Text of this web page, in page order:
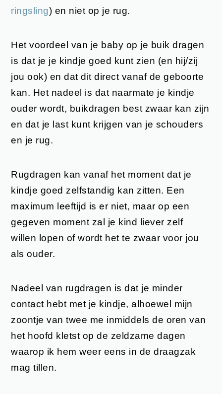
ringsling) en niet op je rug.
Het voordeel van je baby op je buik dragen
is dat je je kindje goed kunt zien (en hij/zij
jou ook) en dat dit direct vanaf de geboorte
kan. Het nadeel is dat naarmate je kindje
ouder wordt, buikdragen best zwaar kan zijn
en dat je last kunt krijgen van je schouders
en je rug.
Rugdragen kan vanaf het moment dat je
kindje goed zelfstandig kan zitten. Een
maximum leeftijd is er niet, maar op een
gegeven moment zal je kind liever zelf
willen lopen of wordt het te zwaar voor jou
als ouder.
Nadeel van rugdragen is dat je minder
contact hebt met je kindje, alhoewel mijn
zoontje van twee me inmiddels de oren van
het hoofd kletst op de zeldzame dagen
waarop ik hem weer eens in de draagzak
mag tillen.